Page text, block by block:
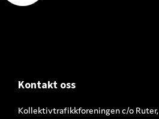
Footer
Kontakt oss
Kollektivtrafikkforeningen c/o Ruter,